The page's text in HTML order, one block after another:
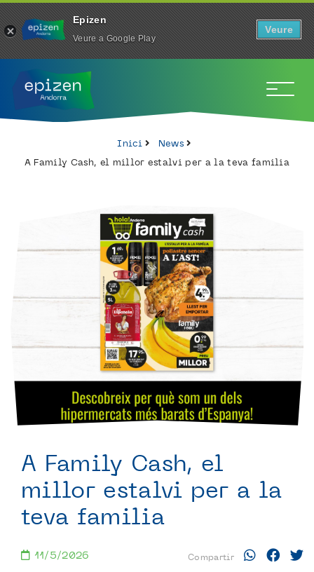
Inici
News
A Family Cash, el millor estalvi per a la teva familia
A Family Cash, el
millor estalvi per a la
teva familia
11/5/2026 Compartir
Epizen
Veure a Google Play
Veure